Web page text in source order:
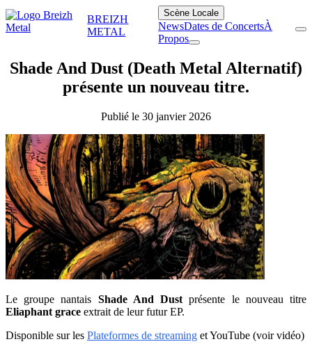
BREIZH
METAL
Scène Locale
NewsDates de ConcertsÀ
Propos
Shade And Dust (Death Metal Alternatif)
présente un nouveau titre.
Publié le 30 janvier 2026
Le groupe nantais Shade And Dust présente le nouveau titre
Eliaphant grace extrait de leur futur EP.
Disponible sur les Plateformes de streaming et YouTube (voir vidéo)